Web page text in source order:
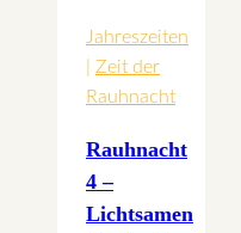
Jahreszeiten
Zeit der
Rauhnacht
Rauhnacht
4 –
Lichtsamen